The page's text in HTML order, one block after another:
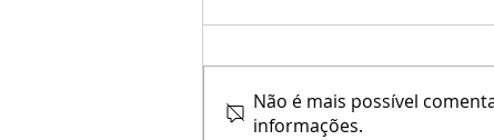
♥ Simple Things ♥
Não é mais possível
informações.